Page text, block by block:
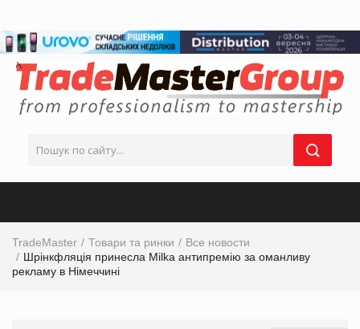
TradeMaster Товари та ринки
Все новости
Шрінкфляція принесла Milka антипремію за оманливу
рекламу в Німеччині